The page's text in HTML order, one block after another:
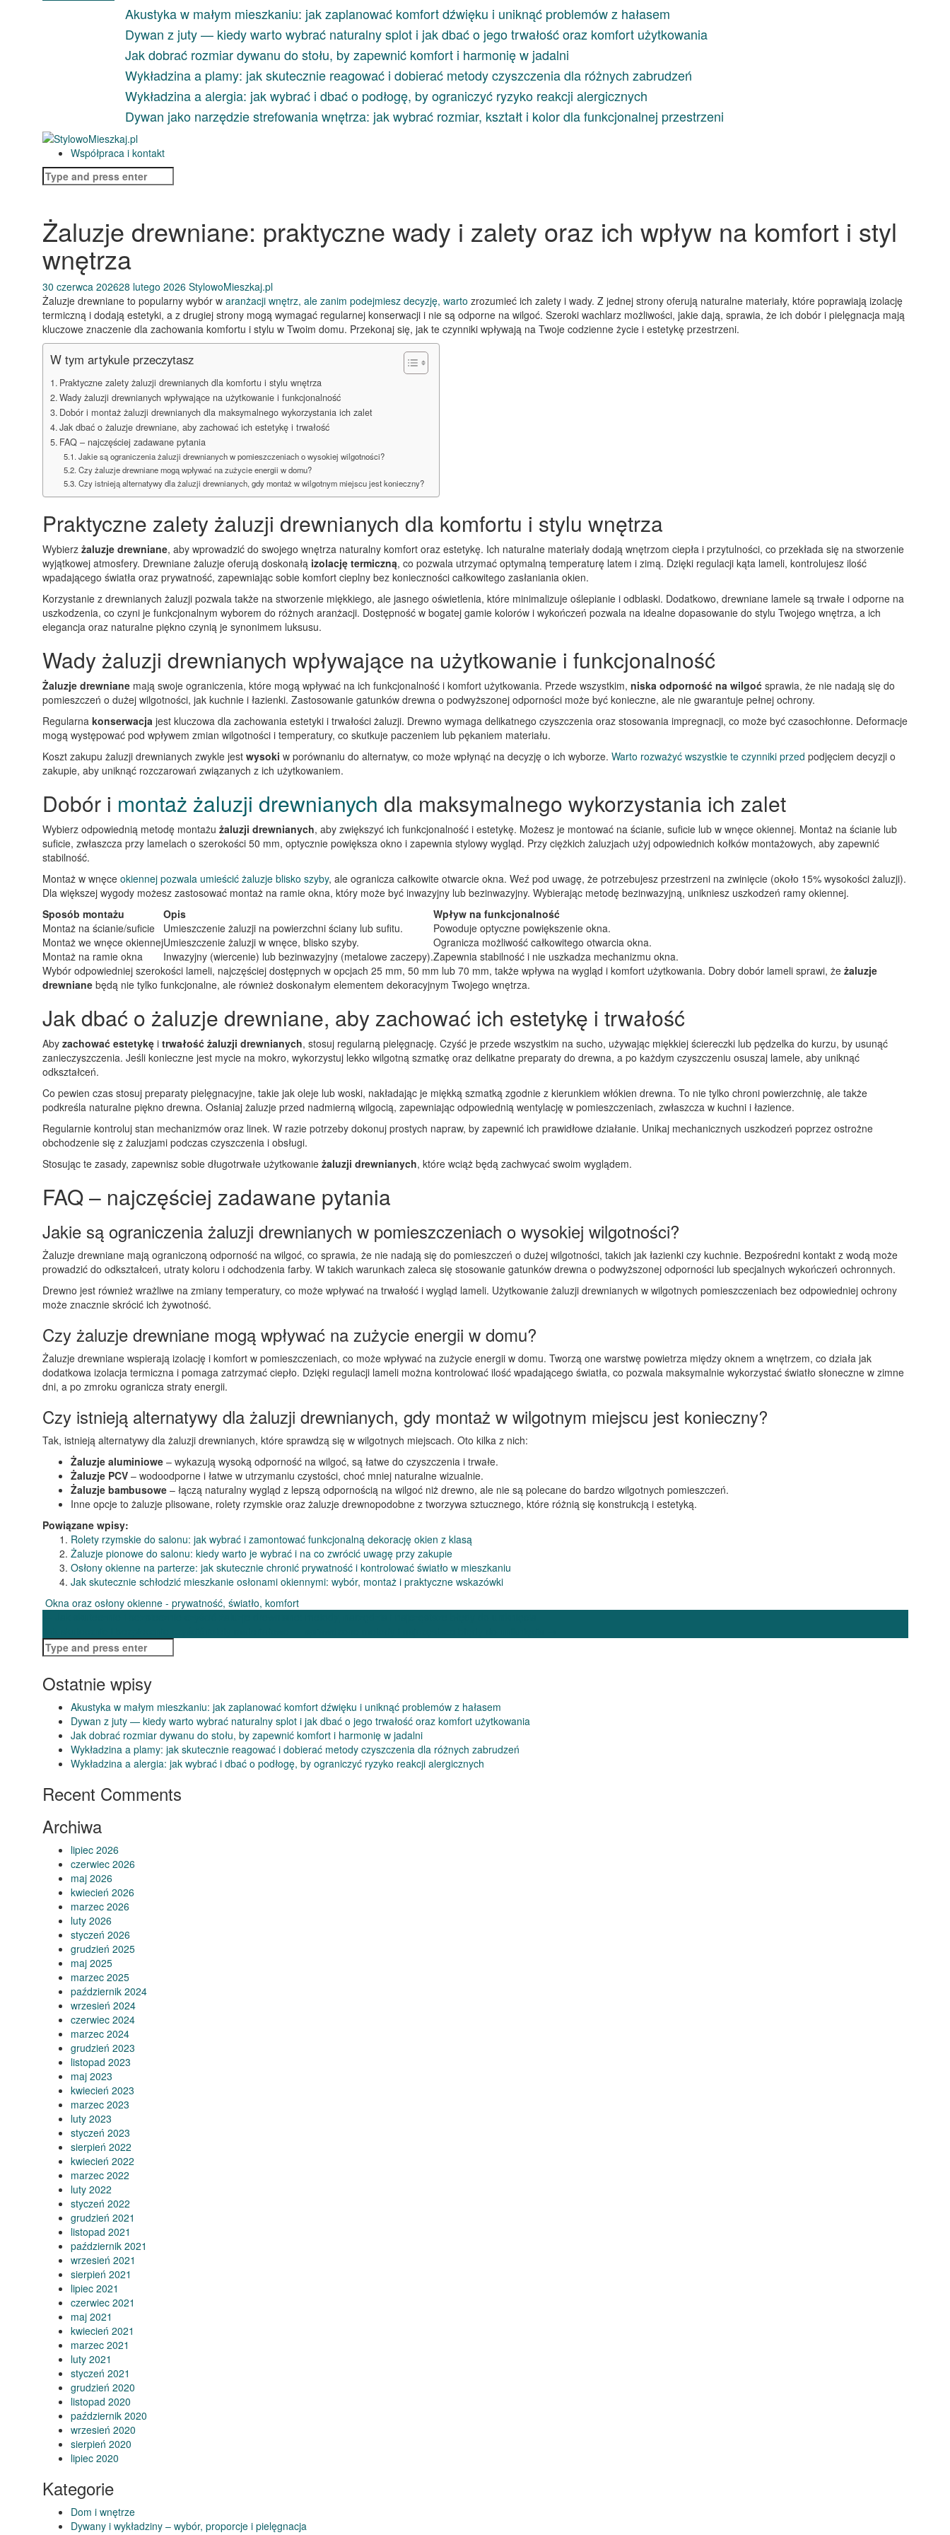
Akustyka w małym mieszkaniu: jak zaplanować komfort dźwięku i uniknąć problemów z hałasem
Dywan z juty — kiedy warto wybrać naturalny splot i jak dbać o jego trwałość oraz komfort użytkowania
Jak dobrać rozmiar dywanu do stołu, by zapewnić komfort i harmonię w jadalni
Wykładzina a plamy: jak skutecznie reagować i dobierać metody czyszczenia dla różnych zabrudzeń
Wykładzina a alergia: jak wybrać i dbać o podłogę, by ograniczyć ryzyko reakcji alergicznych
Dywan jako narzędzie strefowania wnętrza: jak wybrać rozmiar, kształt i kolor dla funkcjonalnej przestrzeni
Współpraca i kontakt
Search
for:
Żaluzje drewniane: praktyczne wady i zalety oraz ich wpływ na komfort i styl
wnętrza
30 czerwca 202628 lutego 2026 StylowoMieszkaj.pl
Żaluzje drewniane to popularny wybór w aranżacji wnętrz, ale zanim podejmiesz decyzję, warto zrozumieć ich zalety i wady. Z jednej strony oferują naturalne materiały, które poprawiają izolację
termiczną i dodają estetyki, a z drugiej strony mogą wymagać regularnej konserwacji i nie są odporne na wilgoć. Szeroki wachlarz możliwości, jakie dają, sprawia, że ich dobór i pielęgnacja mają
kluczowe znaczenie dla zachowania komfortu i stylu w Twoim domu. Przekonaj się, jak te czynniki wpływają na Twoje codzienne życie i estetykę przestrzeni.
W tym artykule przeczytasz
Praktyczne zalety żaluzji drewnianych dla komfortu i stylu wnętrza
Wady żaluzji drewnianych wpływające na użytkowanie i funkcjonalność
Dobór i montaż żaluzji drewnianych dla maksymalnego wykorzystania ich zalet
Jak dbać o żaluzje drewniane, aby zachować ich estetykę i trwałość
FAQ – najczęściej zadawane pytania
Jakie są ograniczenia żaluzji drewnianych w pomieszczeniach o wysokiej wilgotności?
Czy żaluzje drewniane mogą wpływać na zużycie energii w domu?
Czy istnieją alternatywy dla żaluzji drewnianych, gdy montaż w wilgotnym miejscu jest konieczny?
Praktyczne zalety żaluzji drewnianych dla komfortu i stylu wnętrza
Wybierz żaluzje drewniane, aby wprowadzić do swojego wnętrza naturalny komfort oraz estetykę. Ich naturalne materiały dodają wnętrzom ciepła i przytulności, co przekłada się na stworzenie
wyjątkowej atmosfery. Drewniane żaluzje oferują doskonałą izolację termiczną, co pozwala utrzymać optymalną temperaturę latem i zimą. Dzięki regulacji kąta lameli, kontrolujesz ilość
wpadającego światła oraz prywatność, zapewniając sobie komfort cieplny bez konieczności całkowitego zasłaniania okien.
Korzystanie z drewnianych żaluzji pozwala także na stworzenie miękkiego, ale jasnego oświetlenia, które minimalizuje oślepianie i odblaski. Dodatkowo, drewniane lamele są trwałe i odporne na
uszkodzenia, co czyni je funkcjonalnym wyborem do różnych aranżacji. Dostępność w bogatej gamie kolorów i wykończeń pozwala na idealne dopasowanie do stylu Twojego wnętrza, a ich
elegancja oraz naturalne piękno czynią je synonimem luksusu.
Wady żaluzji drewnianych wpływające na użytkowanie i funkcjonalność
Żaluzje drewnianemają swoje ograniczenia, które mogą wpływać na ich funkcjonalność i komfort użytkowania. Przede wszystkim, niska odporność na wilgoćsprawia, że nie nadają się do
pomieszczeń o dużej wilgotności, jak kuchnie i łazienki. Zastosowanie gatunków drewna o podwyższonej odporności może być konieczne, ale nie gwarantuje pełnej ochrony.
Regularna konserwacjajest kluczowa dla zachowania estetyki i trwałości żaluzji. Drewno wymaga delikatnego czyszczenia oraz stosowania impregnacji, co może być czasochłonne. Deformacje
mogą występować pod wpływem zmian wilgotności i temperatury, co skutkuje paczeniem lub pękaniem materiału.
Koszt zakupu żaluzji drewnianych zwykle jest wysoki w porównaniu do alternatyw, co może wpłynąć na decyzję o ich wyborze. Warto rozważyć wszystkie te czynniki przed podjęciem decyzji o
zakupie, aby uniknąć rozczarowań związanych z ich użytkowaniem.
Dobór i montaż żaluzji drewnianych dla maksymalnego wykorzystania ich zalet
Wybierz odpowiednią metodę montażu żaluzji drewnianych, aby zwiększyć ich funkcjonalność i estetykę. Możesz je montować na ścianie, suficie lub w wnęce okiennej. Montaż na ścianie lub
suficie, zwłaszcza przy lamelach o szerokości 50 mm, optycznie powiększa okno i zapewnia stylowy wygląd. Przy ciężkich żaluzjach użyj odpowiednich kołków montażowych, aby zapewnić
stabilność.
Montaż w wnęce okiennej pozwala umieścić żaluzje blisko szyby, ale ogranicza całkowite otwarcie okna. Weź pod uwagę, że potrzebujesz przestrzeni na zwinięcie (około 15% wysokości żaluzji).
Dla większej wygody możesz zastosować montaż na ramie okna, który może być inwazyjny lub bezinwazyjny. Wybierając metodę bezinwazyjną, unikniesz uszkodzeń ramy okiennej.
Sposób montażu
Opis
Wpływ na funkcjonalność
Montaż na ścianie/suficie
Umieszczenie żaluzji na powierzchni ściany lub sufitu.
Powoduje optyczne powiększenie okna.
Montaż we wnęce okiennejUmieszczenie żaluzji w wnęce, blisko szyby.
Ogranicza możliwość całkowitego otwarcia okna.
Montaż na ramie okna
Inwazyjny (wiercenie) lub bezinwazyjny (metalowe zaczepy).Zapewnia stabilność i nie uszkadza mechanizmu okna.
Wybór odpowiedniej szerokości lameli, najczęściej dostępnych w opcjach 25 mm, 50 mm lub 70 mm, także wpływa na wygląd i komfort użytkowania. Dobry dobór lameli sprawi, że żaluzje
drewnianebędą nie tylko funkcjonalne, ale również doskonałym elementem dekoracyjnym Twojego wnętrza.
Jak dbać o żaluzje drewniane, aby zachować ich estetykę i trwałość
Aby zachować estetykęi trwałość żaluzji drewnianych, stosuj regularną pielęgnację. Czyść je przede wszystkim na sucho, używając miękkiej ściereczki lub pędzelka do kurzu, by usunąć
zanieczyszczenia. Jeśli konieczne jest mycie na mokro, wykorzystuj lekko wilgotną szmatkę oraz delikatne preparaty do drewna, a po każdym czyszczeniu osuszaj lamele, aby uniknąć
odkształceń.
Co pewien czas stosuj preparaty pielęgnacyjne, takie jak oleje lub woski, nakładając je miękką szmatką zgodnie z kierunkiem włókien drewna. To nie tylko chroni powierzchnię, ale także
podkreśla naturalne piękno drewna. Osłaniaj żaluzje przed nadmierną wilgocią, zapewniając odpowiednią wentylację w pomieszczeniach, zwłaszcza w kuchni i łazience.
Regularnie kontroluj stan mechanizmów oraz linek. W razie potrzeby dokonuj prostych napraw, by zapewnić ich prawidłowe działanie. Unikaj mechanicznych uszkodzeń poprzez ostrożne
obchodzenie się z żaluzjami podczas czyszczenia i obsługi.
Stosując te zasady, zapewnisz sobie długotrwałe użytkowanie żaluzji drewnianych, które wciąż będą zachwycać swoim wyglądem.
FAQ – najczęściej zadawane pytania
Jakie są ograniczenia żaluzji drewnianych w pomieszczeniach o wysokiej wilgotności?
Żaluzje drewniane mają ograniczoną odporność na wilgoć, co sprawia, że nie nadają się do pomieszczeń o dużej wilgotności, takich jak łazienki czy kuchnie. Bezpośredni kontakt z wodą może
prowadzić do odkształceń, utraty koloru i odchodzenia farby. W takich warunkach zaleca się stosowanie gatunków drewna o podwyższonej odporności lub specjalnych wykończeń ochronnych.
Drewno jest również wrażliwe na zmiany temperatury, co może wpływać na trwałość i wygląd lameli. Użytkowanie żaluzji drewnianych w wilgotnych pomieszczeniach bez odpowiedniej ochrony
może znacznie skrócić ich żywotność.
Czy żaluzje drewniane mogą wpływać na zużycie energii w domu?
Żaluzje drewniane wspierają izolację i komfort w pomieszczeniach, co może wpływać na zużycie energii w domu. Tworzą one warstwę powietrza między oknem a wnętrzem, co działa jak
dodatkowa izolacja termiczna i pomaga zatrzymać ciepło. Dzięki regulacji lameli można kontrolować ilość wpadającego światła, co pozwala maksymalnie wykorzystać światło słoneczne w zimne
dni, a po zmroku ogranicza straty energii.
Czy istnieją alternatywy dla żaluzji drewnianych, gdy montaż w wilgotnym miejscu jest konieczny?
Tak, istnieją alternatywy dla żaluzji drewnianych, które sprawdzą się w wilgotnych miejscach. Oto kilka z nich:
Żaluzje aluminiowe– wykazują wysoką odporność na wilgoć, są łatwe do czyszczenia i trwałe.
Żaluzje PCV– wodoodporne i łatwe w utrzymaniu czystości, choć mniej naturalne wizualnie.
Żaluzje bambusowe– łączą naturalny wygląd z lepszą odpornością na wilgoć niż drewno, ale nie są polecane do bardzo wilgotnych pomieszczeń.
Inne opcje to żaluzje plisowane, rolety rzymskie oraz żaluzje drewnopodobne z tworzywa sztucznego, które różnią się konstrukcją i estetyką.
Powiązane wpisy:
Rolety rzymskie do salonu: jak wybrać i zamontować funkcjonalną dekorację okien z klasą
Żaluzje pionowe do salonu: kiedy warto je wybrać i na co zwrócić uwagę przy zakupie
Osłony okienne na parterze: jak skutecznie chronić prywatność i kontrolować światło w mieszkaniu
Jak skutecznie schłodzić mieszkanie osłonami okiennymi: wybór, montaż i praktyczne wskazówki
Okna oraz osłony okienne - prywatność, światło, komfort
navigation
Search
for:
Ostatnie wpisy
Akustyka w małym mieszkaniu: jak zaplanować komfort dźwięku i uniknąć problemów z hałasem
Dywan z juty — kiedy warto wybrać naturalny splot i jak dbać o jego trwałość oraz komfort użytkowania
Jak dobrać rozmiar dywanu do stołu, by zapewnić komfort i harmonię w jadalni
Wykładzina a plamy: jak skutecznie reagować i dobierać metody czyszczenia dla różnych zabrudzeń
Wykładzina a alergia: jak wybrać i dbać o podłogę, by ograniczyć ryzyko reakcji alergicznych
Recent Comments
Archiwa
lipiec 2026
czerwiec 2026
maj 2026
kwiecień 2026
marzec 2026
luty 2026
styczeń 2026
grudzień 2025
maj 2025
marzec 2025
październik 2024
wrzesień 2024
czerwiec 2024
marzec 2024
grudzień 2023
listopad 2023
maj 2023
kwiecień 2023
marzec 2023
luty 2023
styczeń 2023
sierpień 2022
kwiecień 2022
marzec 2022
luty 2022
styczeń 2022
grudzień 2021
listopad 2021
październik 2021
wrzesień 2021
sierpień 2021
lipiec 2021
czerwiec 2021
maj 2021
kwiecień 2021
marzec 2021
luty 2021
styczeń 2021
grudzień 2020
listopad 2020
październik 2020
wrzesień 2020
sierpień 2020
lipiec 2020
Kategorie
Dom i wnętrze
Dywany i wykładziny – wybór, proporcje i pielęgnacja